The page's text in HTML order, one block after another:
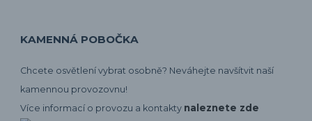
KAMENNÁ POBOČKA
Chcete osvětlení vybrat osobně? Neváhejte navšítvit naší
kamennou provozovnu!
Více informací o provozu a kontakty naleznete zde